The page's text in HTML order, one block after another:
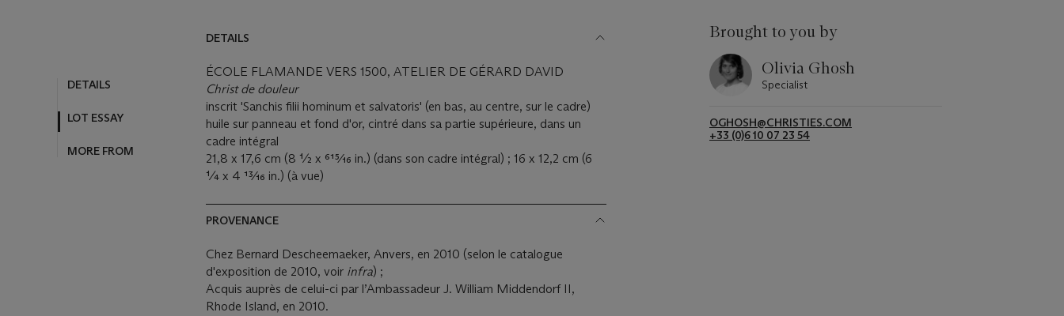
DETAILS
LOT ESSAY
MORE FROM
DETAILS
ÉCOLE FLAMANDE VERS 1500, ATELIER DE GÉRARD DAVID
Christ de douleur
inscrit 'Sanchis filii hominum et salvatoris' (en bas, au centre, sur le cadre)
huile sur panneau et fond d'or, cintré dans sa partie supérieure, dans un
cadre intégral
21,8 x 17,6 cm (8 ½ x 615⁄16 in.) (dans son cadre intégral) ; 16 x 12,2 cm (6
¼ x 4 13⁄16 in.) (à vue)
PROVENANCE
Chez Bernard Descheemaeker, Anvers, en 2010 (selon le catalogue
d'exposition de 2010, voir infra) ;
Acquis auprès de celui-ci par l’Ambassadeur J. William Middendorf II,
Rhode Island, en 2010.
Brought to you by
Olivia Ghosh
Specialist
OGHOSH@CHRISTIES.COM
+33 (0)6 10 07 23 54